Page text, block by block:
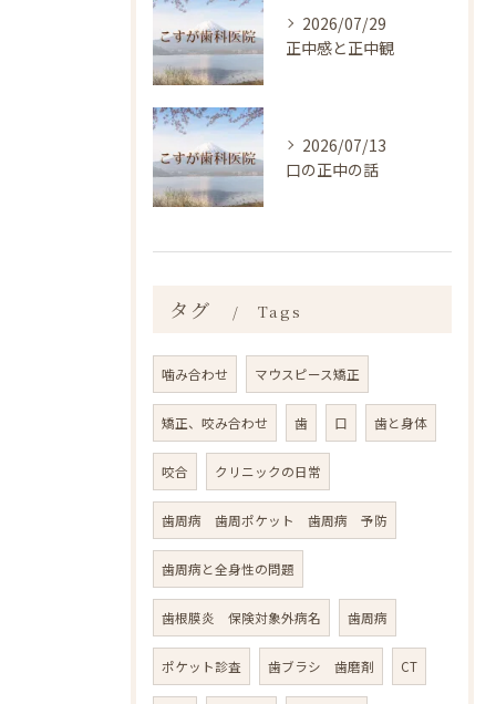
2026/07/29
正中感と正中観
2026/07/13
口の正中の話
タグ Tags
噛み合わせ マウスピース矯正
矯正、咬み合わせ 歯 口 歯と身体
咬合 クリニックの日常
歯周病 歯周ポケット 歯周病 予防
歯周病と全身性の問題
歯根膜炎 保険対象外病名 歯周病
ポケット診査 歯ブラシ 歯磨剤 CT